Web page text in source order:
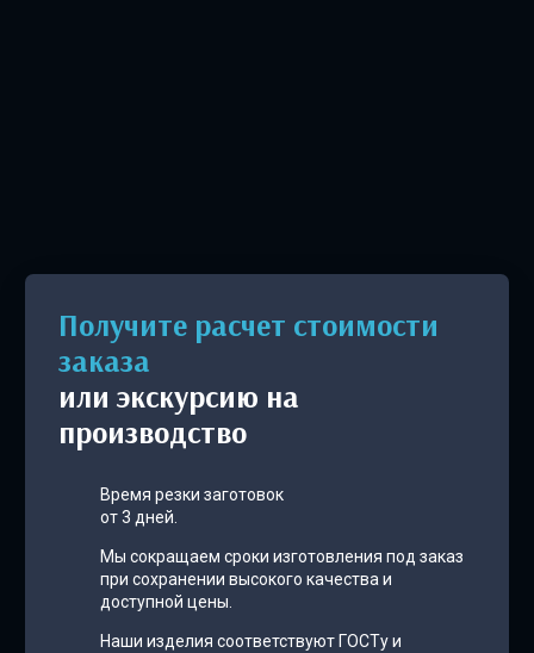
Получите расчет стоимости
заказа
или экскурсию на
производство
Время резки заготовок
от 3 дней.
Мы сокращаем сроки изготовления под заказ
при сохранении высокого качества и
доступной цены.
Наши изделия соответствуют ГОСТу и